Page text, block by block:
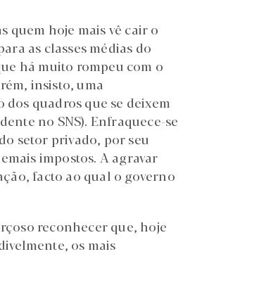
quem hoje mais vê cair o
as classes médias do
há muito rompeu com o
insisto, uma
quadros que se deixem
no SNS). Enfraquece-se
setor privado, por seu
impostos. A agravar
facto ao qual o governo
reconhecer que, hoje
os mais